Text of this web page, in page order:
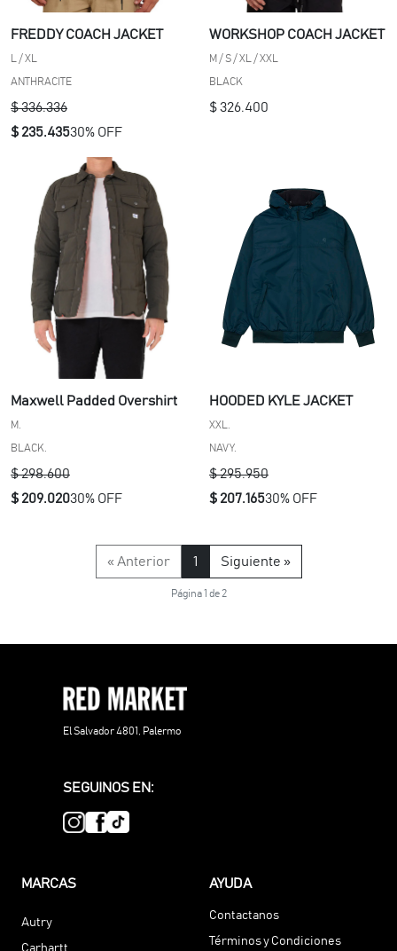
FREDDY COACH JACKET
L / XL
ANTHRACITE
$ 336.336
$ 235.43530% OFF
WORKSHOP COACH JACKET
M / S / XL / XXL
BLACK
$ 326.400
Maxwell Padded Overshirt
M.
BLACK.
$ 298.600
$ 209.02030% OFF
HOODED KYLE JACKET
XXL.
NAVY.
$ 295.950
$ 207.16530% OFF
« Anterior 1 Siguiente »
Página 1 de 2
El Salvador 4801, Palermo
SEGUINOS EN:
MARCAS
Autry
AYUDA
Contactanos
Términos y Condiciones